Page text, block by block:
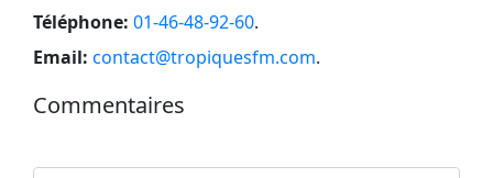
Téléphone: 01-46-48-92-60.
Email: contact@tropiquesfm.com.
Commentaires